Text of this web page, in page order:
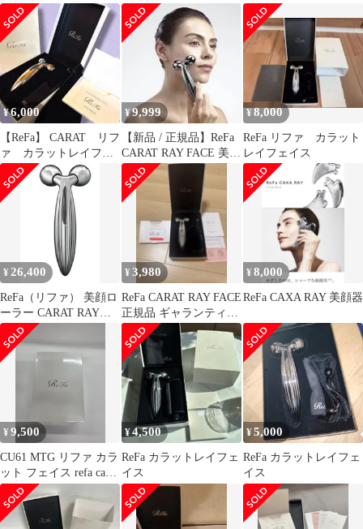
フェイス 付属品3点付
き
ト レイ フェイス)
フェイス 美顔ローラー
正規品 【24時間以内発
送･美品✨️】
¥6,000
【ReFa】 CARAT リフ
ァ カラットレイフェ
イス
¥9,999
【新品 / 正規品】ReFa
CARAT RAY FACE 美顔
ローラー 単品
¥8,000
ReFa リファ カラット
レイフェイス
¥ 26,400
ReFa（リファ） 美顔ロ
ーラー CARAT RAY
FACE リファ フェイス
プラチナ電子ローラー
MAK0285
¥3,980
ReFa CARAT RAY FACE
正規品 ギャランティー
カード付 美品
¥8,000
ReFa CAXA RAY 美顔器
¥9,500
CU61 MTG リファ カラ
ット フェイス refa carat
face RF-CF1842B
¥4,500
ReFa カラットレイフェ
イス
¥5,000
ReFa カラットレイフェ
イス